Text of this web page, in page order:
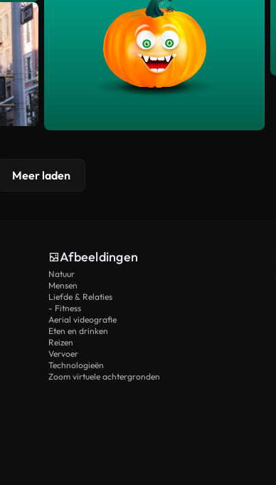
Meer laden
Afbeeldingen
Natuur
Mensen
Liefde & Relaties
- Fitness
Aerial videografie
Eten en drinken
Reizen
Vervoer
Technologieën
Zoom virtuele achtergronden